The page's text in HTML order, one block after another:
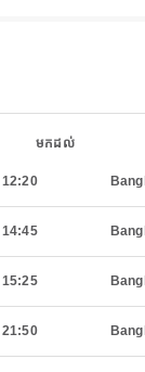
មកដល់
12:20
14:45
15:25
21:50